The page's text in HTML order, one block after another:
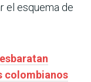
el esquema de
colombianos